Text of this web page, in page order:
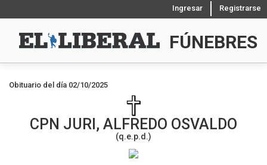
Ingresar Registrarse
FÚNEBRES
Obituario del día 02/10/2025
CPN JURI, ALFREDO OSVALDO
(q.e.p.d.)